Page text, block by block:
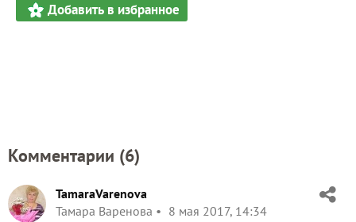
Добавить в избранное
Комментарии (6)
TamaraVarenova
Тамара Варенова
8 мая 2017, 14:34